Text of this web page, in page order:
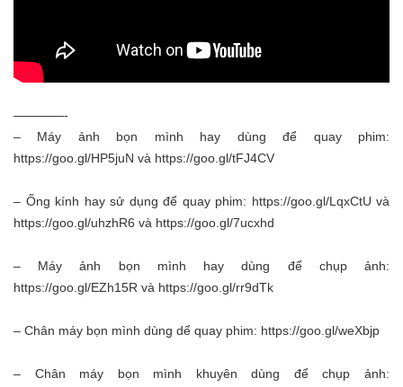
————-
– Máy ảnh bọn mình hay dùng để quay phim:
https://goo.gl/HP5juN và https://goo.gl/tFJ4CV
– Ống kính hay sử dụng để quay phim: https://goo.gl/LqxCtU và
https://goo.gl/uhzhR6 và https://goo.gl/7ucxhd
– Máy ảnh bọn mình hay dùng để chụp ảnh:
https://goo.gl/EZh15R và https://goo.gl/rr9dTk
– Chân máy bọn mình dùng dể quay phim: https://goo.gl/weXbjp
– Chân máy bọn mình khuyên dùng để chụp ảnh: